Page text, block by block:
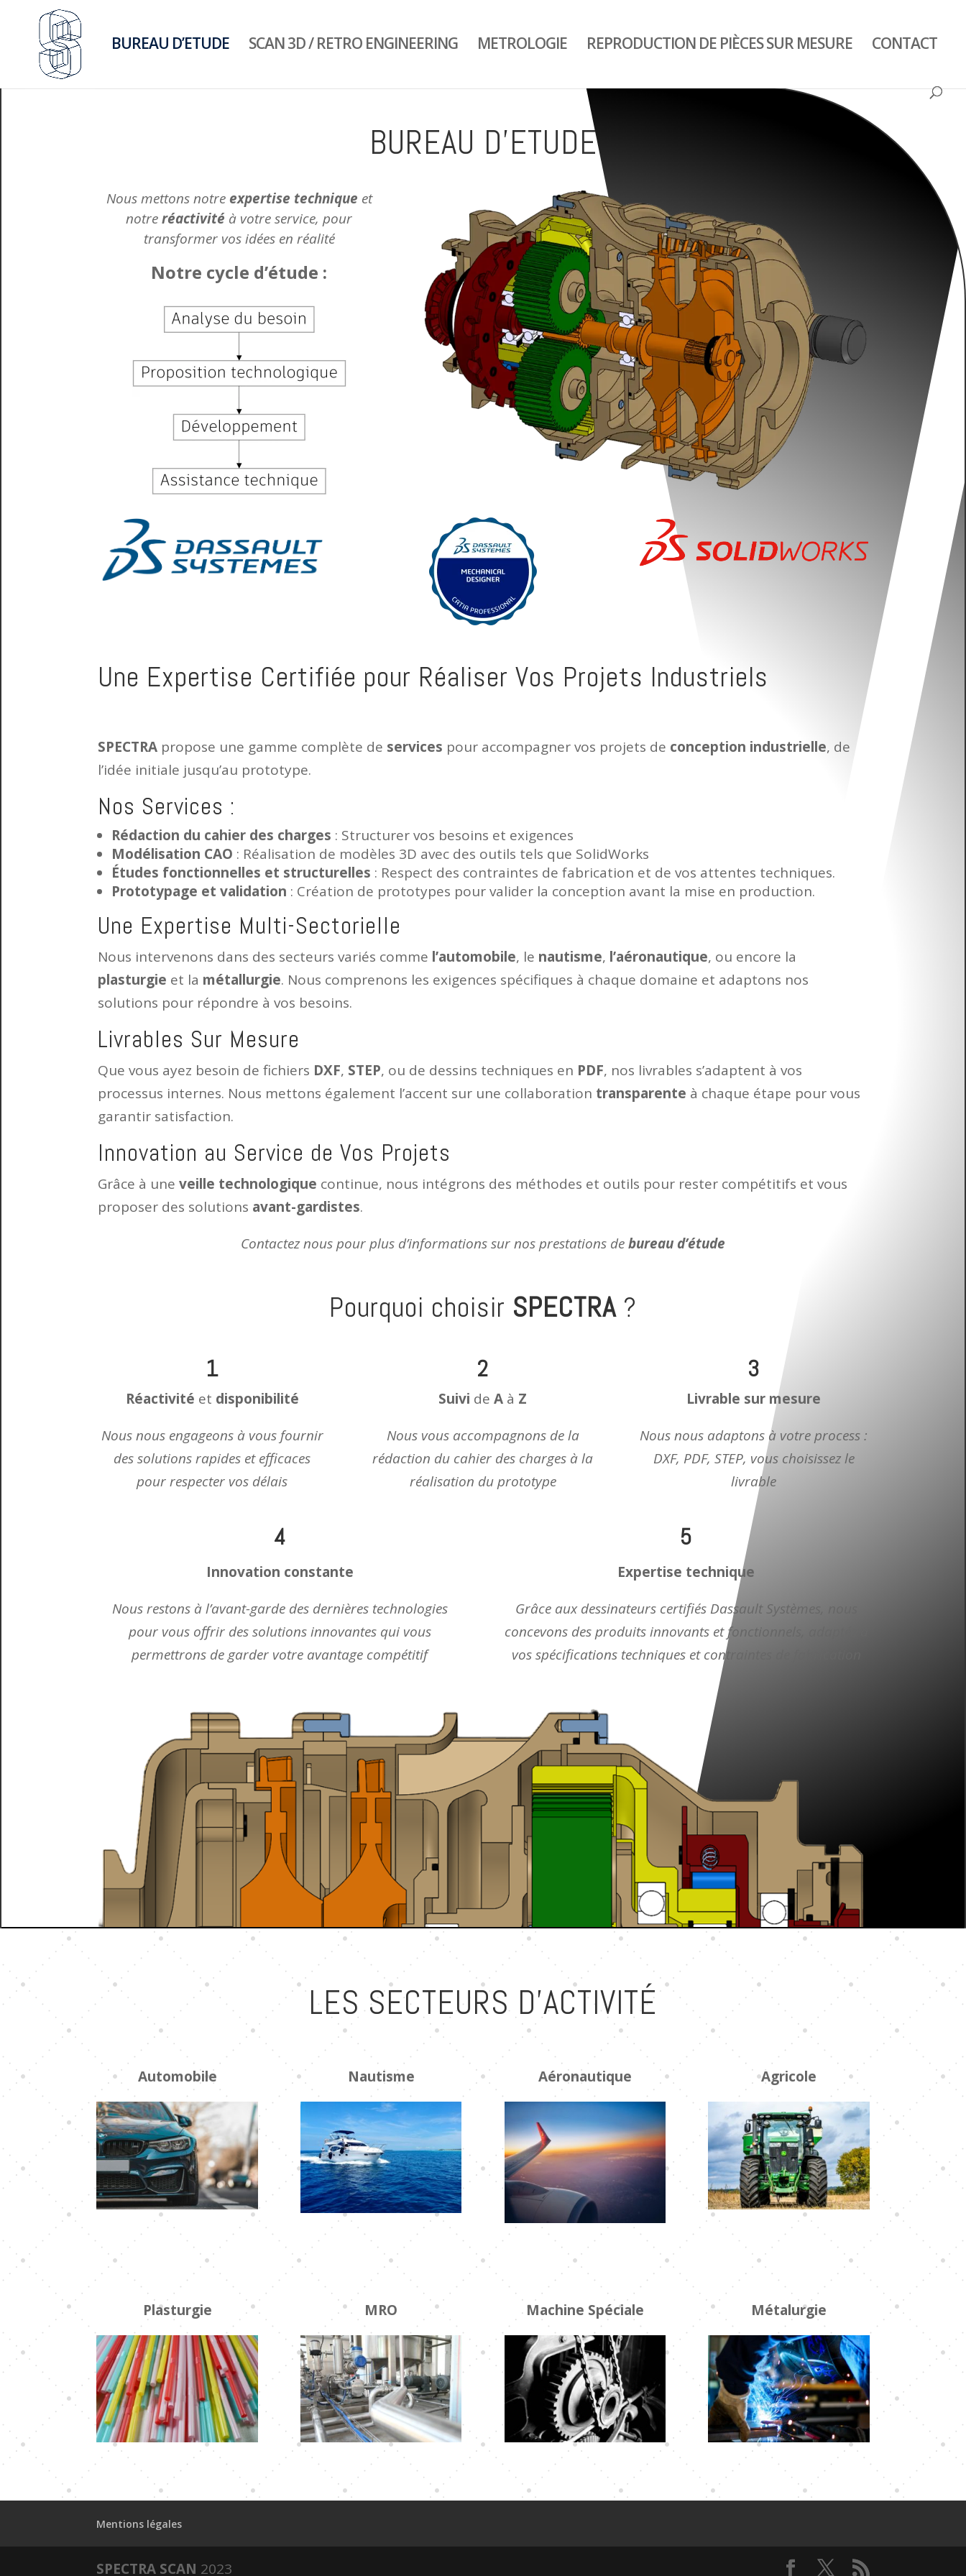
BUREAU D’ETUDE SCAN 3D / RETRO ENGINEERING METROLOGIE REPRODUCTION DE PIÈCES SUR MESURE CONTACT
BUREAU D’ETUDE
Nous mettons notre expertise technique et
notreréactivité à votre service, pour
transformer vos idées en réalité
Notre cycle d’étude :
Une Expertise Certifiée pour Réaliser Vos Projets Industriels
SPECTRA propose une gamme complète de services pour accompagner vos projets de conception industrielle, de
l’idée initiale jusqu’au prototype.
Nos Services :
Rédaction du cahier des charges : Structurer vos besoins et exigences
Modélisation CAO : Réalisation de modèles 3D avec des outils tels que SolidWorks
Études fonctionnelles et structurelles : Respect des contraintes de fabrication et de vos attentes techniques.
Prototypage et validation : Création de prototypes pour valider la conception avant la mise en production.
Une Expertise Multi-Sectorielle
Nous intervenons dans des secteurs variés comme l’automobile, le nautisme, l’aéronautique, ou encore la
plasturgie et la métallurgie. Nous comprenons les exigences spécifiques à chaque domaine et adaptons nos
solutions pour répondre à vos besoins.
Livrables Sur Mesure
Que vous ayez besoin de fichiers DXF, STEP, ou de dessins techniques en PDF, nos livrables s’adaptent à vos
processus internes. Nous mettons également l’accent sur une collaboration transparente à chaque étape pour vous
garantir satisfaction.
Innovation au Service de Vos Projets
Grâce à une veille technologique continue, nous intégrons des méthodes et outils pour rester compétitifs et vous
proposer des solutions avant-gardistes.
Contactez nous pour plus d’informations sur nos prestations debureau d’étude
Pourquoi choisir SPECTRA?
1
Réactivité et disponibilité
Nous nous engageons à vous fournir
des solutions rapides et efficaces
pour respecter vos délais
2
Suivi deA à Z
Nous vous accompagnons de la
rédaction du cahier des charges à la
réalisation du prototype
3
Livrable sur mesure
Nous nous adaptons à votre process :
DXF, PDF, STEP, vous choisissez le
livrable
4
Innovation constante
Nous restons à l’avant-garde des dernières technologies
pour vous offrir des solutions innovantes qui vous
permettrons de garder votre avantage compétitif
5
Expertise technique
Grâce aux dessinateurs certifiés Dassault Systèmes, nous
concevons des produits innovants et fonctionnels, adaptés à
vos spécifications techniques et contraintes de fabrication
LES SECTEURS D’ACTIVITÉ
Automobile Nautisme Aéronautique Agricole
Plasturgie MRO Machine Spéciale Métalurgie
Mentions légales
SPECTRA SCAN 2023